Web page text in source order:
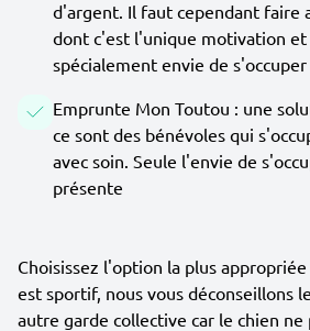
d'argent. Il faut cependant faire
dont c'est l'unique motivation
spécialement envie de
Emprunte Mon Toutou : une
ce sont des bénévoles qui
avec soin. Seule l'envie de
présente
Choisissez l'option la plus
est sportif, nous vous déconseillons
autre garde collective car le chien ne